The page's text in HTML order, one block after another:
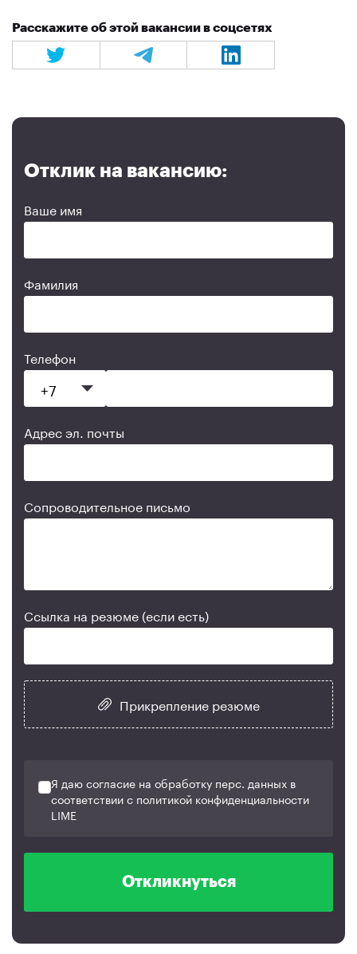
Расскажите об этой вакансии в соцсетях
Отклик на вакансию:
Ваше имя
Фамилия
Телефон
Адрес эл. почты
Сопроводительное письмо
Ссылка на резюме (если есть)
Прикрепление резюме
Я даю согласие на обработку перс. данных в
соответствии с политикой конфиденциальности
LIME
Откликнуться